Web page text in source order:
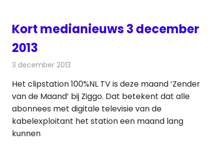
Kort medianieuws 3 december
2013
3 december 2013
Het clipstation 100%NL TV is deze maand ‘Zender
van de Maand’ bij Ziggo. Dat betekent dat alle
abonnees met digitale televisie van de
kabelexploitant het station een maand lang
kunnen